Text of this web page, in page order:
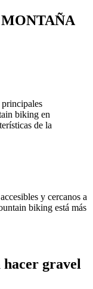
biking en
de la
y cercanos a
biking está más
gravel